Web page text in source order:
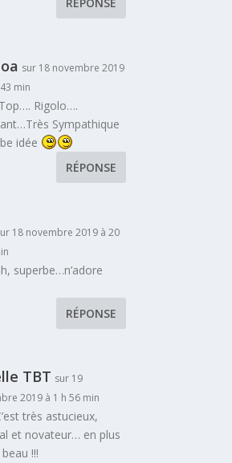
sur 18 novembre 2019
min
Rigolo….
Sympathique
idée
RÉPONSE
18 novembre 2019 à 20
superbe…n’adore
RÉPONSE
TBT sur 19
2019 à 1 h 56 min
très astucieux,
et novateur… en plus
beau !!!